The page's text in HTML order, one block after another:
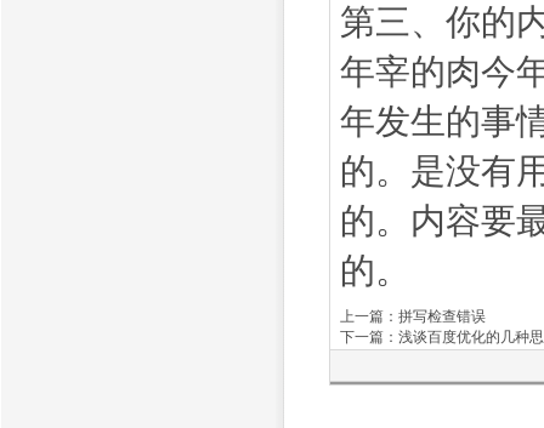
第三、你的
年宰的肉今
年发生的事
的。是没有
的。内容要
的。
上一篇： 拼写检查错误
下一篇： 浅谈百度优化的几种